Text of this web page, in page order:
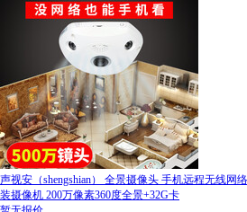
声视安（shengshian） 全景摄像头 手机远程无线网
装摄像机 200万像素360度全景+32G卡